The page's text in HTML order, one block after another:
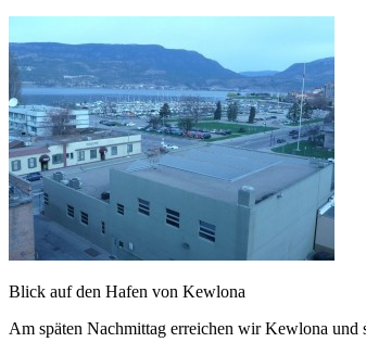
Blick auf den Hafen von Kewlona
Am späten Nachmittag erreichen wir Kewlona und